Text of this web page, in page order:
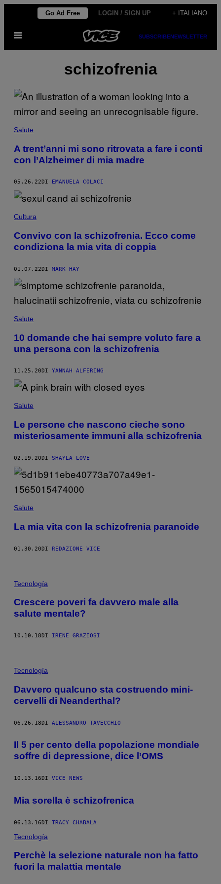
contenuto
Go Ad Free LOGIN / SIGN UP + ITALIANO
Apri
menu
SUBSCRIBENEWSLETTER
schizofrenia
Salute
A trent’anni mi sono ritrovata a fare i conti
con l’Alzheimer di mia madre
05.26.22 DI EMANUELA COLACI
Cultura
Convivo con la schizofrenia. Ecco come
condiziona la mia vita di coppia
01.07.22DI MARK HAY
Salute
10 domande che hai sempre voluto fare a
una persona con la schizofrenia
11.25.20 DI YANNAH ALFERING
Salute
Le persone che nascono cieche sono
misteriosamente immuni alla schizofrenia
02.19.20DI SHAYLA LOVE
Salute
La mia vita con la schizofrenia paranoide
01.30.20DI REDAZIONE VICE
Tecnología
Crescere poveri fa davvero male alla
salute mentale?
10.10.18 DI IRENE GRAZIOSI
Tecnología
Davvero qualcuno sta costruendo mini-
cervelli di Neanderthal?
06.26.18DI ALESSANDRO TAVECCHIO
Il 5 per cento della popolazione mondiale
soffre di depressione, dice l’OMS
10.13.16 DI VICE NEWS
Mia sorella è schizofrenica
06.13.16DI TRACY CHABALA
Tecnología
Perchè la selezione naturale non ha fatto
fuori la malattia mentale